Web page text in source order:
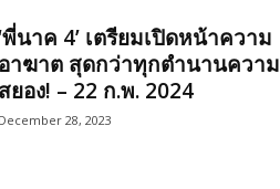
พี่นาค 4’ เตรียมเปิดหน้าความ
อาฆาต สุดกว่าทุกตำนานความ
สยอง! – 22 ก.พ. 2024
December 28, 2023